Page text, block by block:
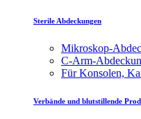
Sterile Abdeckungen
Mikroskop-
C-Arm-
Für Konsolen,
Verbände und blutstillende